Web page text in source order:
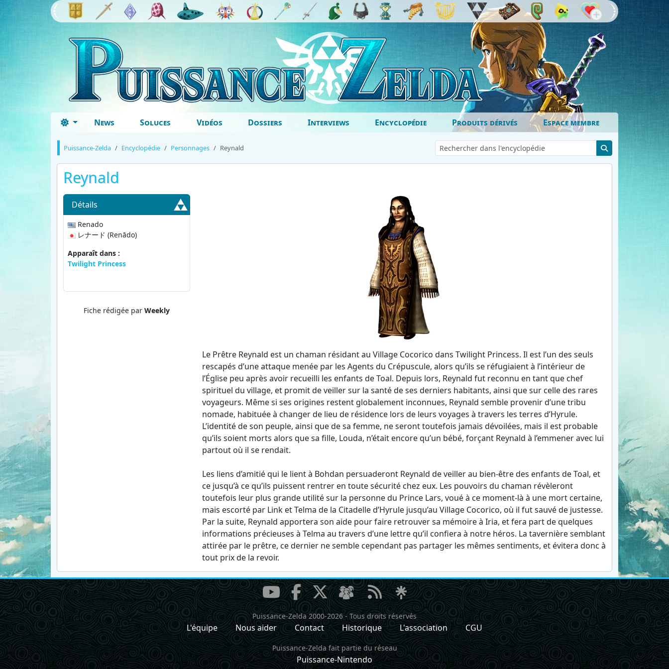
News Soluces Vidéos Dossiers Interviews Encyclopédie Produits dérivés Espace membre
Puissance-Zelda Encyclopédie Personnages Reynald
Reynald
Détails
Renado
レナード (Renādo)
Apparaît dans :
Twilight Princess
Fiche rédigée par Weekly
Le Prêtre Reynald est un chaman résidant au Village Cocorico dans Twilight Princess. Il est l’un des seuls
rescapés d’une attaque menée par les Agents du Crépuscule, alors qu’ils se réfugiaient à l’intérieur de
l’Église peu après avoir recueilli les enfants de Toal. Depuis lors, Reynald fut reconnu en tant que chef
spirituel du village, et promit de veiller sur la santé de ses derniers habitants, ainsi que sur celle des rares
voyageurs. Même si ses origines restent globalement inconnues, Reynald semble provenir d’une tribu
nomade, habituée à changer de lieu de résidence lors de leurs voyages à travers les terres d’Hyrule.
L’identité de son peuple, ainsi que de sa femme, ne seront toutefois jamais dévoilées, mais il est probable
qu’ils soient morts alors que sa fille, Louda, n’était encore qu’un bébé, forçant Reynald à l’emmener avec lui
partout où il se rendait.
Les liens d’amitié qui le lient à Bohdan persuaderont Reynald de veiller au bien-être des enfants de Toal, et
ce jusqu’à ce qu’ils puissent rentrer en toute sécurité chez eux. Les pouvoirs du chaman révèleront
toutefois leur plus grande utilité sur la personne du Prince Lars, voué à ce moment-là à une mort certaine,
mais escorté par Link et Telma de la Citadelle d’Hyrule jusqu’au Village Cocorico, où il fut sauvé de justesse.
Par la suite, Reynald apportera son aide pour faire retrouver sa mémoire à Iria, et fera part de quelques
informations précieuses à Telma au travers d’une lettre qu’il confiera à notre héros. La tavernière semblant
attirée par le prêtre, ce dernier ne semble cependant pas partager les mêmes sentiments, et évitera donc à
tout prix de la revoir.
Puissance-Zelda 2000-2026- Tous droits réservés
L'équipe Nous aider Contact Historique L'association CGU
Puissance-Zelda fait partie du réseau
Puissance-Nintendo